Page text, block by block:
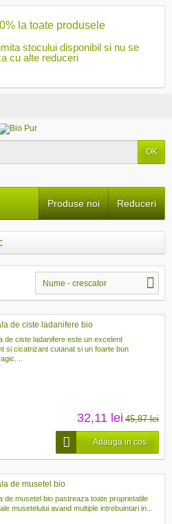
la toate produsele
stocului disponibil si nu se
cu alte reduceri
OK
Reduceri
Produse noi
Nume - crescator
de ciste ladanifere bio
de ciste ladanifere este un excelent
si cicatrizant cutanat si un foarte bun
32,11 lei 45,87 lei
Adauga in cos
de musetel bio
de musetel bio pastreaza toate proprietatile
musetelului avand multiple intrebuintari in...